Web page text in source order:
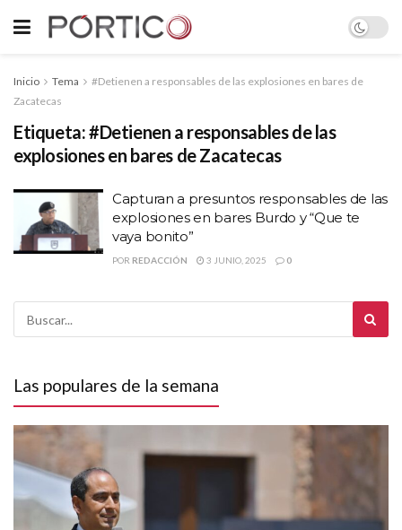
Inicio Tema
#Detienen a responsables de las explosiones en bares de
Zacatecas
Etiqueta:#Detienen a responsables de las
explosiones en bares de Zacatecas
Capturan a presuntos responsables de las
explosiones en bares Burdo y “Que te
vaya bonito”
POR REDACCIÓN 3 JUNIO, 2025 0
Las populares de la semana